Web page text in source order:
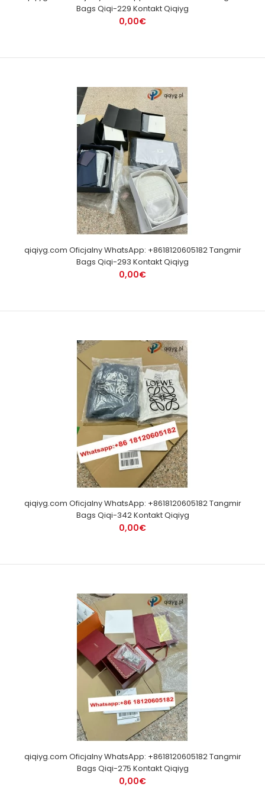
Bags Qiqi-229 Kontakt Qiqiyg
0,00€
qiqiyg.com Oficjalny WhatsApp: +8618120605182 Tangmir
Bags Qiqi-293 Kontakt Qiqiyg
0,00€
qiqiyg.com Oficjalny WhatsApp: +8618120605182 Tangmir
Bags Qiqi-342 Kontakt Qiqiyg
0,00€
qiqiyg.com Oficjalny WhatsApp: +8618120605182 Tangmir
Bags Qiqi-275 Kontakt Qiqiyg
0,00€